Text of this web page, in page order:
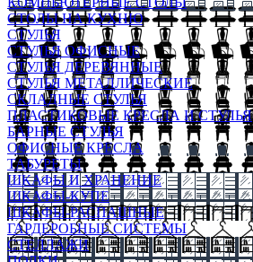
СТОЛЫ НА КУХНЮ
СТУЛЬЯ
СТУЛЬЯ ОФИСНЫЕ
СТУЛЬЯ ДЕРЕВЯННЫЕ
СТУЛЬЯ МЕТАЛЛИЧЕСКИЕ
СКЛАДНЫЕ СТУЛЬЯ
ПЛАСТИКОВЫЕ КРЕСЛА И СТУЛЬЯ
БАРНЫЕ СТУЛЬЯ
ОФИСНЫЕ КРЕСЛА
ТАБУРЕТЫ
ШКАФЫ И ХРАНЕНИЕ
ШКАФЫ-КУПЕ
ШКАФЫ-РАСПАШНЫЕ
ГАРДЕРОБНЫЕ СИСТЕМЫ
СТЕЛЛАЖИ